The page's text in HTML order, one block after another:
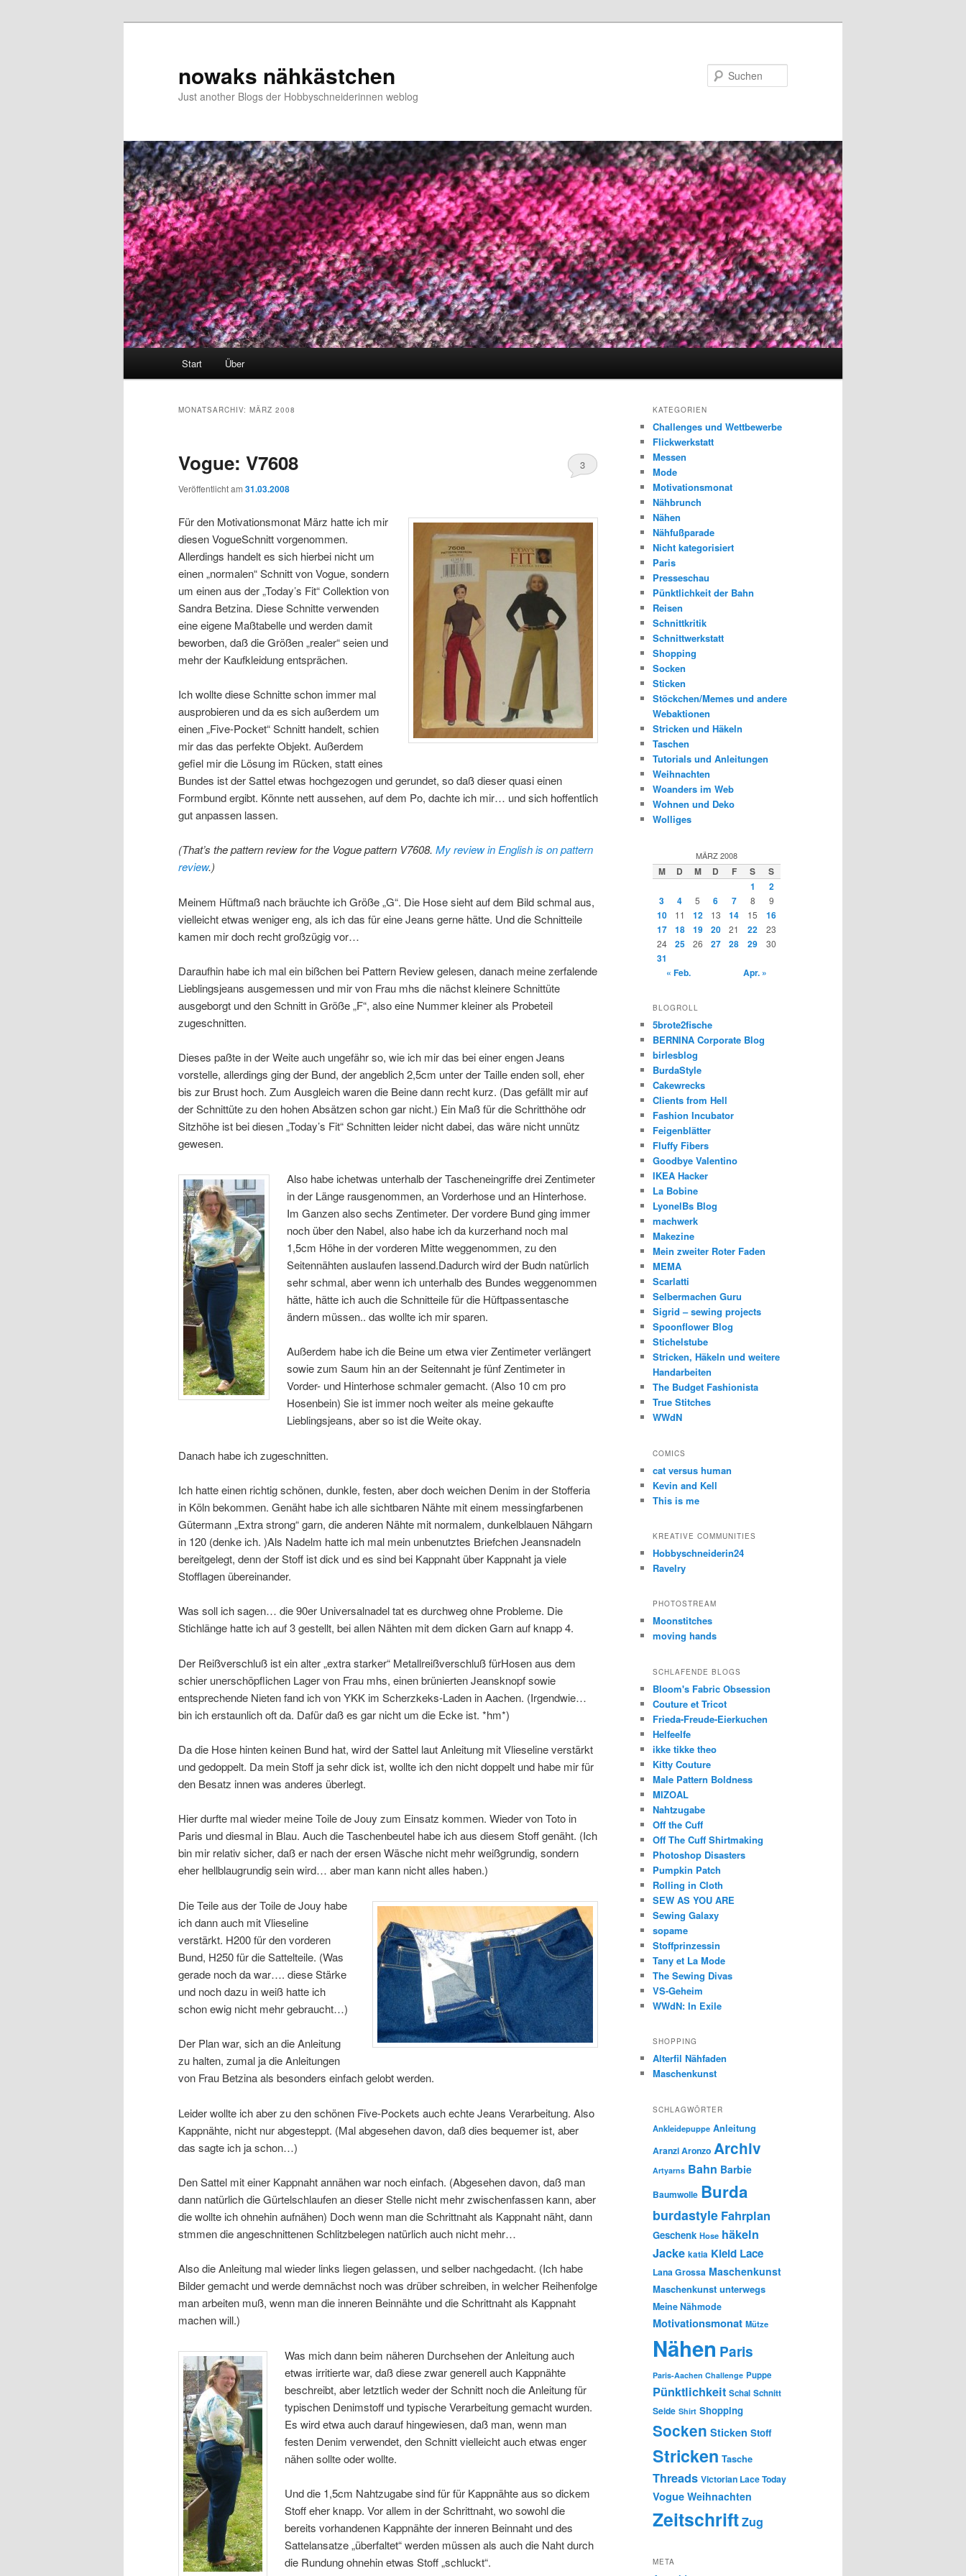
nowaks nähkästchen
Just another Blogs der Hobbyschneiderinnen weblog
Start Über
MONATSARCHIV: MÄRZ 2008
Vogue: V7608
Veröffentlicht am 31.03.2008
3
Für den Motivationsmonat März hatte ich mir
diesen VogueSchnitt vorgenommen.
Allerdings handelt es sich hierbei nicht um
einen „normalen“ Schnitt von Vogue, sondern
um einen aus der „Today’s Fit“ Collektion von
Sandra Betzina. Diese Schnitte verwenden
eine eigene Maßtabelle und werden damit
beworben, daß die Größen „realer“ seien und
mehr der Kaufkleidung entsprächen.
Ich wollte diese Schnitte schon immer mal
ausprobieren und da es sich außerdem um
einen „Five-Pocket“ Schnitt handelt, schien
mir das das perfekte Objekt. Außerdem
gefiel mir die Lösung im Rücken, statt eines
Bundes ist der Sattel etwas hochgezogen und gerundet, so daß dieser quasi einen
Formbund ergibt. Könnte nett aussehen, auf dem Po, dachte ich mir… und sich hoffentlich
gut anpassen lassen.
(That’s the pattern review for the Vogue pattern V7608. My review in English is on pattern
review.)
Meinem Hüftmaß nach bräuchte ich Größe „G“. Die Hose sieht auf dem Bild schmal aus,
vielleicht etwas weniger eng, als ich das für eine Jeans gerne hätte. Und die Schnitteile
kamen mir doch recht großzügig vor…
Daraufhin habe ich mal ein bißchen bei Pattern Review gelesen, danach meine zerfalende
Lieblingsjeans ausgemessen und mir von Frau mhs die nächst kleinere Schnittüte
ausgeborgt und den Schnitt in Größe „F“, also eine Nummer kleiner als Probeteil
zugeschnitten.
Dieses paßte in der Weite auch ungefähr so, wie ich mir das bei einer engen Jeans
vorstelle, allerdings ging der Bund, der angeblich 2,5cm unter der Taille enden soll, eher
bis zur Brust hoch. Zum Ausgleich waren die Beine dann recht kurz. (Das gefällt mir auf
der Schnittüte zu den hohen Absätzen schon gar nicht.) Ein Maß für die Schritthöhe odr
Sitzhöhe ist bei diesen „Today’s Fit“ Schnitten leider nicht dabei, das wäre nicht unnütz
gewesen.
Also habe ichetwas unterhalb der Tascheneingriffe drei Zentimeter
in der Länge rausgenommen, an Vorderhose und an Hinterhose.
Im Ganzen also sechs Zentimeter. Der vordere Bund ging immer
noch über den Nabel, also habe ich da kurzerhand noch mal
1,5cm Höhe in der vorderen Mitte weggenommen, zu den
Seitennähten auslaufen lassend.Dadurch wird der Budn natürlich
sehr schmal, aber wenn ich unterhalb des Bundes weggenommen
hätte, hätte ich auch die Schnitteile für die Hüftpassentasche
ändern müssen.. das wollte ich mir sparen.
Außerdem habe ich die Beine um etwa vier Zentimeter verlängert
sowie zum Saum hin an der Seitennaht je fünf Zentimeter in
Vorder- und Hinterhose schmaler gemacht. (Also 10 cm pro
Hosenbein) Sie ist immer noch weiter als meine gekaufte
Lieblingsjeans, aber so ist die Weite okay.
Danach habe ich zugeschnitten.
Ich hatte einen richtig schönen, dunkle, festen, aber doch weichen Denim in der Stofferia
in Köln bekommen. Genäht habe ich alle sichtbaren Nähte mit einem messingfarbenen
Gütermann „Extra strong“ garn, die anderen Nähte mit normalem, dunkelblauen Nähgarn
in 120 (denke ich. )Als Nadelm hatte ich mal mein unbenutztes Briefchen Jeansnadeln
bereitgelegt, denn der Stoff ist dick und es sind bei Kappnaht über Kappnaht ja viele
Stofflagen übereinander.
Was soll ich sagen… die 90er Universalnadel tat es durchweg ohne Probleme. Die
Stichlänge hatte ich auf 3 gestellt, bei allen Nähten mit dem dicken Garn auf knapp 4.
Der Reißverschluß ist ein alter „extra starker“ Metallreißverschluß fürHosen aus dem
schier unerschöpflichen Lager von Frau mhs, einen brünierten Jeansknopf sowie
entsprechende Nieten fand ich von YKK im Scherzkeks-Laden in Aachen. (Irgendwie…
bin ich erstaunlich oft da. Dafür daß es gar nicht um die Ecke ist. *hm*)
Da die Hose hinten keinen Bund hat, wird der Sattel laut Anleitung mit Vlieseline verstärkt
und gedoppelt. Da mein Stoff ja sehr dick ist, wollte ich den nicht doppelt und habe mir für
den Besatz innen was anderes überlegt.
Hier durfte mal wieder meine Toile de Jouy zum Einsatz kommen. Wieder von Toto in
Paris und diesmal in Blau. Auch die Taschenbeutel habe ich aus diesem Stoff genäht. (Ich
bin mir relativ sicher, daß er nach der ersen Wäsche nicht mehr weißgrundig, sondern
eher hellblaugrundig sein wird… aber man kann nicht alles haben.)
Die Teile aus der Toile de Jouy habe
ich dann auch mit Vlieseline
verstärkt. H200 für den vorderen
Bund, H250 für die Sattelteile. (Was
gerade noch da war…. diese Stärke
und noch dazu in weiß hatte ich
schon ewig nicht mehr gebraucht…)
Der Plan war, sich an die Anleitung
zu halten, zumal ja die Anleitungen
von Frau Betzina als besonders einfach gelobt werden.
Leider wollte ich aber zu den schönen Five-Pockets auch echte Jeans Verarbeitung. Also
Kappnähte, nicht nur abgesteppt. (Mal abgesehen davon, daß dies bequemer ist, aber
das sagte ich ja schon…)
Den Sattel mit einer Kappnaht annähen war noch einfach. (Abgesehen davon, daß man
dann natürlich die Gürtelschlaufen an dieser Stelle nicht mehr zwischenfassen kann, aber
die wollte ich ohnehin aufnähen) Doch wenn man die Schrittnaht als Kappnaht näht, dann
stmmen die angeschnittenen Schlitzbelegen natürlich auch nicht mehr…
Also die Anleitung mal wieder links liegen gelassen, und selber nachgedacht. (Ich habe
Bilder gemacht und werde demnächst noch was drüber schreiben, in welcher Reihenfolge
man arbeiten muß, wenn man die inneren Beinnähte und die Schrittnaht als Kappnaht
machen will.)
Was mich dann beim näheren Durchsehen der Anleitung auch
etwas irritierte war, daß diese zwar generell auch Kappnähte
beschreibt, aber letztlich weder der Schnitt noch die Anleitung für
typischen Denimstoff und typische Verarbeitung gemacht wurden.
Es wird etwa auch darauf hingewiesen, daß man, wenn man
festen Denim verwendet, den Schnitt vielleicht auch etwas enger
nähen sollte oder wollte.
Und die 1,5cm Nahtzugabe sind für für Kappnähte aus so dickem
Stoff eher knapp. Vor allem in der Schrittnaht, wo sowohl die
bereits vorhandenen Kappnähte der inneren Beinnaht und des
Sattelansatze „überfaltet“ werden müssen als auch die Naht durch
die Rundung ohnehin etwas Stoff „schluckt“.
KATEGORIEN
Challenges und Wettbewerbe
Flickwerkstatt
Messen
Mode
Motivationsmonat
Nähbrunch
Nähen
Nähfußparade
Nicht kategorisiert
Paris
Presseschau
Pünktlichkeit der Bahn
Reisen
Schnittkritik
Schnittwerkstatt
Shopping
Socken
Sticken
Stöckchen/Memes und andere
Webaktionen
Stricken und Häkeln
Taschen
Tutorials und Anleitungen
Weihnachten
Woanders im Web
Wohnen und Deko
Wolliges
MÄRZ 2008
M D M D F S
S
1
2
3
4 5 6 7 8 9
10 11 12 13 14 15
16
17
18 19 20 21 22
23
24
25 26 27 28 29 30
31
« Feb.
Apr. »
BLOGROLL
5brote2fische
BERNINA Corporate Blog
birlesblog
BurdaStyle
Cakewrecks
Clients from Hell
Fashion Incubator
Feigenblätter
Fluffy Fibers
Goodbye Valentino
IKEA Hacker
La Bobine
LyonelBs Blog
machwerk
Makezine
Mein zweiter Roter Faden
MEMA
Scarlatti
Selbermachen Guru
Sigrid – sewing projects
Spoonflower Blog
Stichelstube
Stricken, Häkeln und weitere
Handarbeiten
The Budget Fashionista
True Stitches
WWdN
COMICS
cat versus human
Kevin and Kell
This is me
KREATIVE COMMUNITIES
Hobbyschneiderin24
Ravelry
PHOTOSTREAM
Moonstitches
moving hands
SCHLAFENDE BLOGS
Bloom's Fabric Obsession
Couture et Tricot
Frieda-Freude-Eierkuchen
Helfeelfe
ikke tikke theo
Kitty Couture
Male Pattern Boldness
MIZOAL
Nahtzugabe
Off the Cuff
Off The Cuff Shirtmaking
Photoshop Disasters
Pumpkin Patch
Rolling in Cloth
SEW AS YOU ARE
Sewing Galaxy
sopame
Stoffprinzessin
Tany et La Mode
The Sewing Divas
VS-Geheim
WWdN: In Exile
SHOPPING
Alterfil Nähfaden
Maschenkunst
SCHLAGWÖRTER
Ankleidepuppe Anleitung
Aranzi Aronzo Archiv
Artyarns Bahn Barbie
Baumwolle Burda
burdastyle Fahrplan
Geschenk Hose häkeln
Jacke katia Kleid Lace
Lana Grossa Maschenkunst
Maschenkunst unterwegs
Meine Nähmode
Motivationsmonat Mütze
Nähen Paris
Paris-Aachen Challenge Puppe
Pünktlichkeit Schal Schnitt
Seide Shirt Shopping
Socken Sticken Stoff
Stricken Tasche
Threads Victorian Lace Today
Vogue Weihnachten
ZeitschriftZug
META